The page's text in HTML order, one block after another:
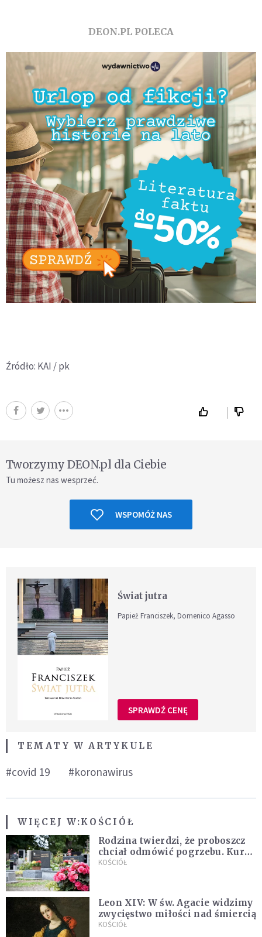
DEON.PL POLECA
Źródło: KAI / pk
Tworzymy DEON.pl dla Ciebie
Tu możesz nas wesprzeć.
WSPOMÓŻ NAS
Świat jutra
Papież Franciszek, Domenico Agasso
SPRAWDŹ CENĘ
TEMATY W ARTYKULE
#covid 19 #koronawirus
WIĘCEJ W:KOŚCIÓŁ
Rodzina twierdzi, że proboszcz
chciał odmówić pogrzebu. Kuria
zapowiada wyjaśnienia
KOŚCIÓŁ
Leon XIV: W św. Agacie widzimy
zwycięstwo miłości nad śmiercią
KOŚCIÓŁ